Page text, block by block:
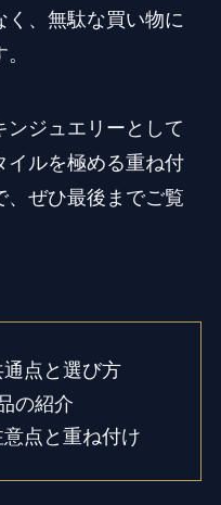
く、無駄な買い物に
ンジュエリーとして
イルを極める重ね付
、ぜひ最後までご覧
点と選び方
の紹介
点と重ね付け